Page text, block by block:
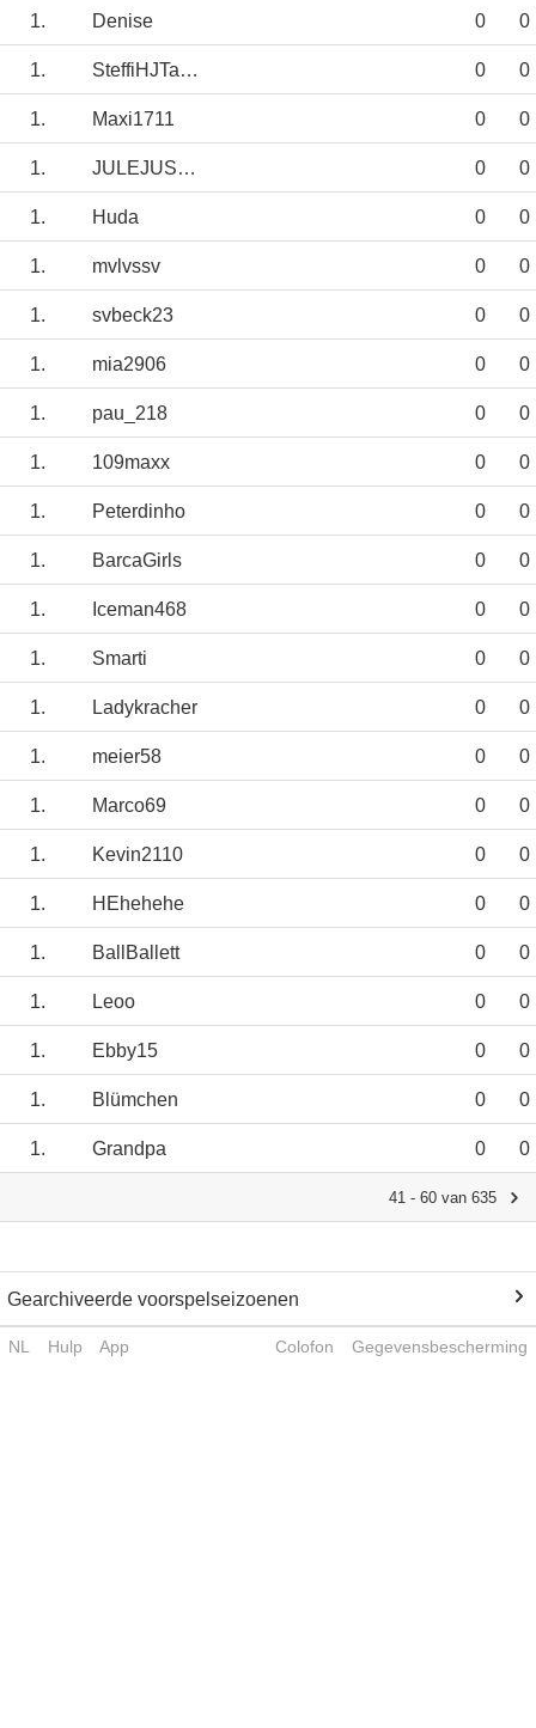
1. Denise 0 0
1. SteffiHJTausZ 0 0
1. Maxi1711 0 0
1. JULEJUSTUS 0 0
1. Huda 0 0
1. mvlvssv 0 0
1. svbeck23 0 0
1. mia2906 0 0
1. pau_218 0 0
1. 109maxx 0 0
1. Peterdinho 0 0
1. BarcaGirls 0 0
1. Iceman468 0 0
1. Smarti 0 0
1. Ladykracher 0 0
1. meier58 0 0
1. Marco69 0 0
1. Kevin2110 0 0
1. HEhehehe 0 0
1. BallBallett 0 0
1. Leoo 0 0
1. Ebby15 0 0
1. Blümchen 0 0
1. Grandpa 0 0
41 - 60 van 635
Gearchiveerde voorspelseizoenen
NL Hulp App Colofon Gegevensbescherming